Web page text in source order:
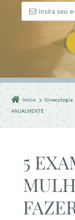
Início Ginecologia
ANUALMENTE
5